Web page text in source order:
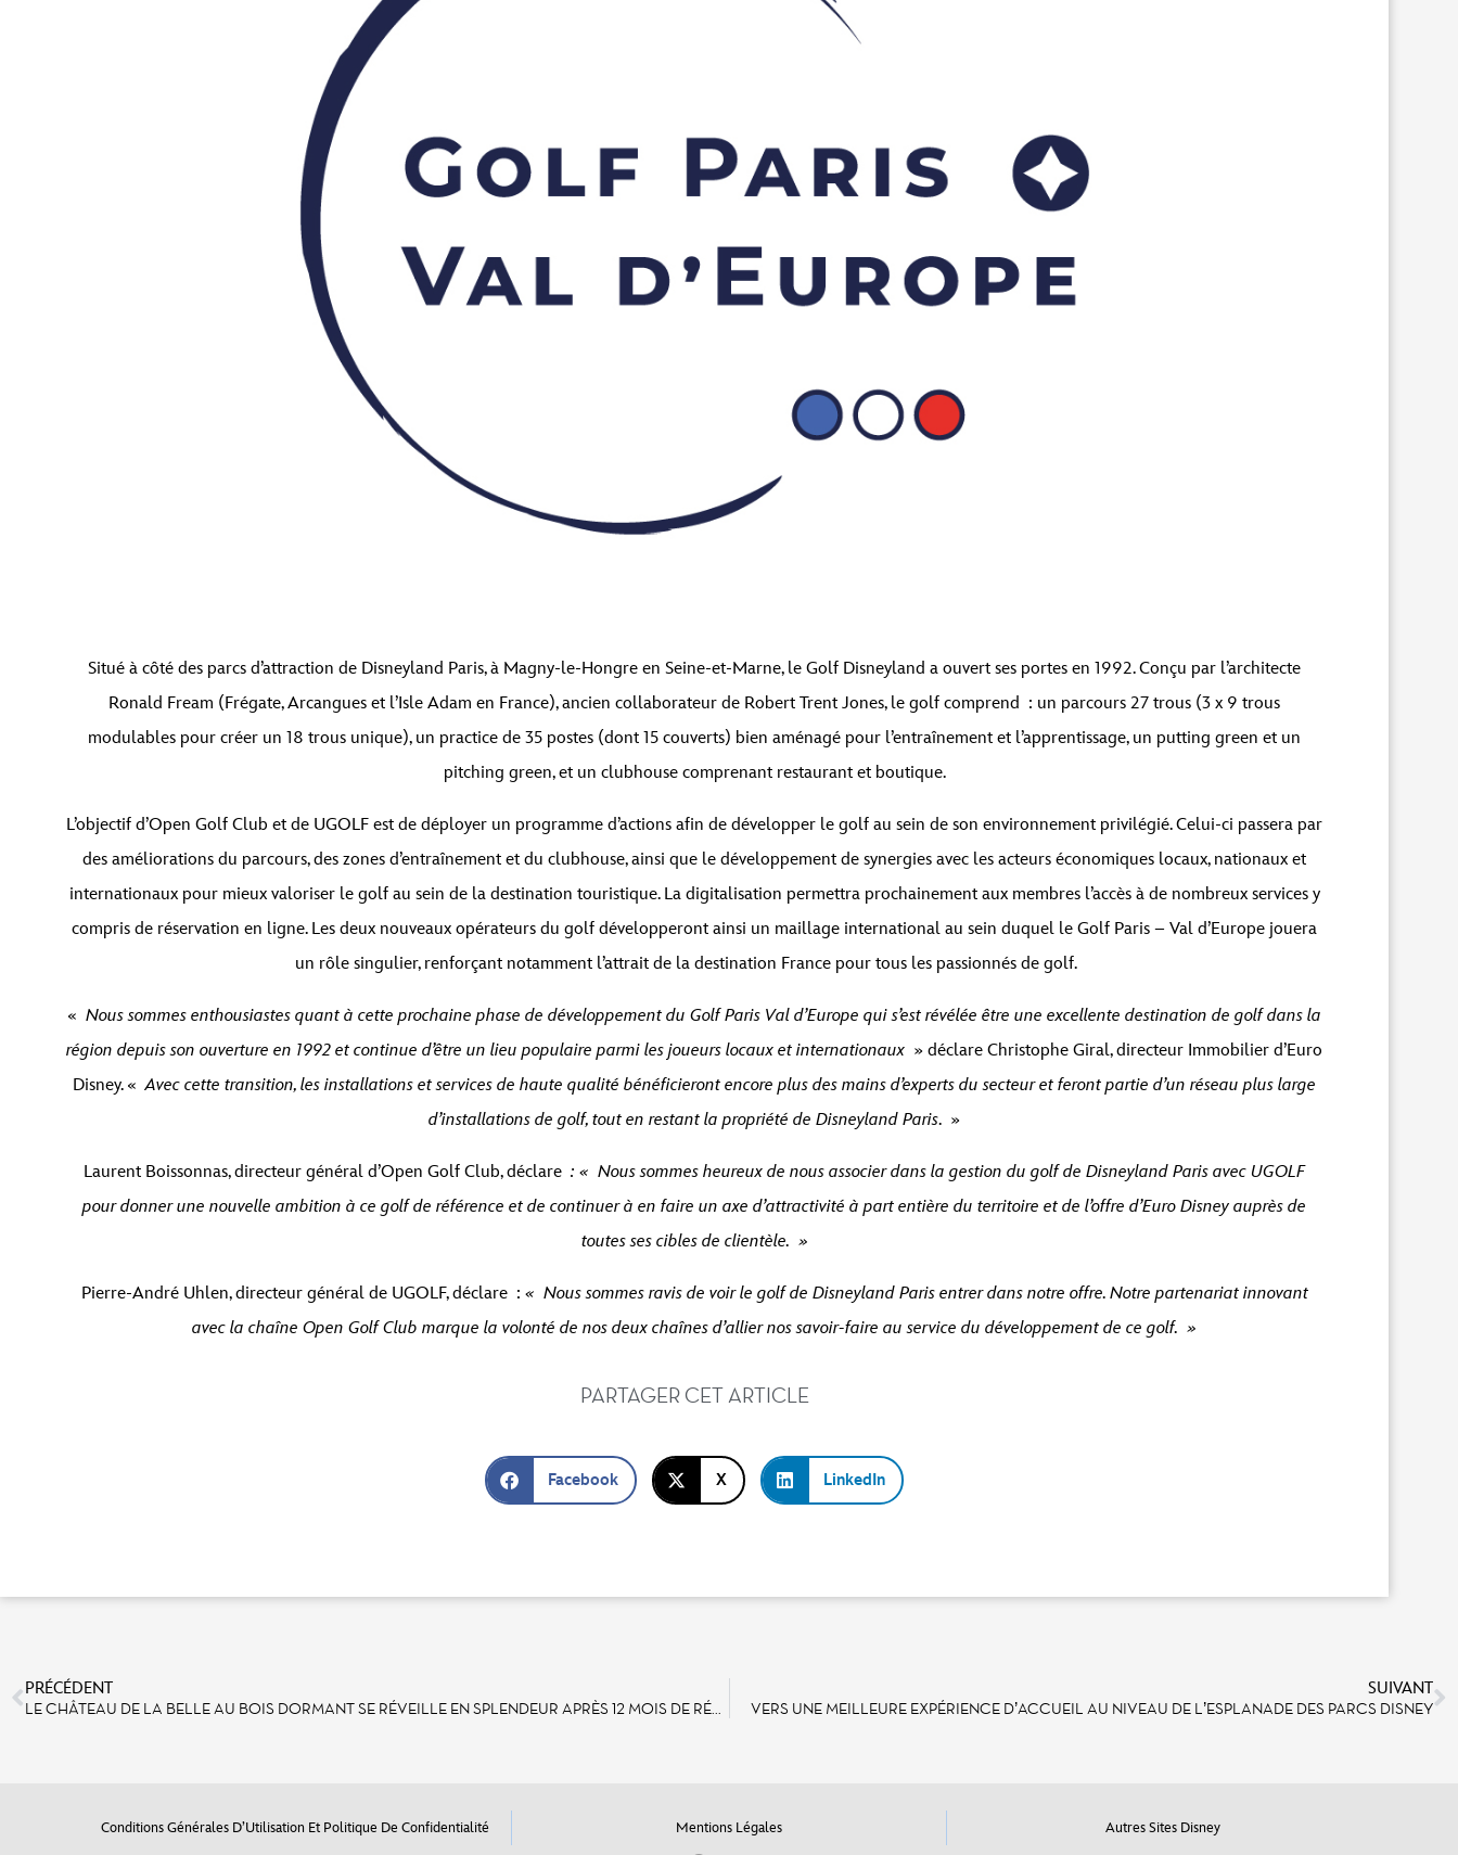
Situé à côté des parcs d’attraction de Disneyland Paris, à Magny-le-Hongre en Seine-et-Marne, le Golf Disneyland a ouvert ses portes en 1992. Conçu par l’architecte
Ronald Fream (Frégate, Arcangues et l’Isle Adam en France), ancien collaborateur de Robert Trent Jones, le golf comprend : un parcours 27 trous (3 x 9 trous
modulables pour créer un 18 trous unique), un practice de 35 postes (dont 15 couverts) bien aménagé pour l’entraînement et l’apprentissage, un putting green et un
pitching green, et un clubhouse comprenant restaurant et boutique.
L’objectif d’Open Golf Club et de UGOLF est de déployer un programme d’actions afin de développer le golf au sein de son environnement privilégié. Celui-ci passera par
des améliorations du parcours, des zones d’entraînement et du clubhouse, ainsi que le développement de synergies avec les acteurs économiques locaux, nationaux et
internationaux pour mieux valoriser le golf au sein de la destination touristique. La digitalisation permettra prochainement aux membres l’accès à de nombreux services y
compris de réservation en ligne. Les deux nouveaux opérateurs du golf développeront ainsi un maillage international au sein duquel le Golf Paris – Val d’Europe jouera
un rôle singulier, renforçant notamment l’attrait de la destination France pour tous les passionnés de golf.
« Nous sommes enthousiastes quant à cette prochaine phase de développement du Golf Paris Val d’Europe qui s’est révélée être une excellente destination de golf dans la
région depuis son ouverture en 1992 et continue d’être un lieu populaire parmi les joueurs locaux et internationaux » déclare Christophe Giral, directeur Immobilier d’Euro
Disney. «Avec cette transition, les installations et services de haute qualité bénéficieront encore plus des mains d’experts du secteur et feront partie d’un réseau plus large
d’installations de golf, tout en restant la propriété de Disneyland Paris. »
Laurent Boissonnas, directeur général d’Open Golf Club, déclare : « Nous sommes heureux de nous associer dans la gestion du golf de Disneyland Paris avec UGOLF
pour donner une nouvelle ambition à ce golf de référence et de continuer à en faire un axe d’attractivité à part entière du territoire et de l’offre d’Euro Disney auprès de
toutes ses cibles de clientèle. »
Pierre-André Uhlen, directeur général de UGOLF, déclare : « Nous sommes ravis de voir le golf de Disneyland Paris entrer dans notre offre. Notre partenariat innovant
avec la chaîne Open Golf Club marque la volonté de nos deux chaînes d’allier nos savoir-faire au service du développement de ce golf. »
PARTAGER CET ARTICLE
Facebook X LinkedIn
PRÉCÉDENT
LE CHÂTEAU DE LA BELLE AU BOIS DORMANT SE RÉVEILLE EN SPLENDEUR APRÈS 12 MOIS DE RÉNOVATION MONUMENTALE À DISNEYLAND PARIS
SUIVANT
VERS UNE MEILLEURE EXPÉRIENCE D’ACCUEIL AU NIVEAU DE L’ESPLANADE DES PARCS DISNEY
Conditions Générales D’Utilisation Et Politique De Confidentialité Mentions Légales Autres Sites Disney